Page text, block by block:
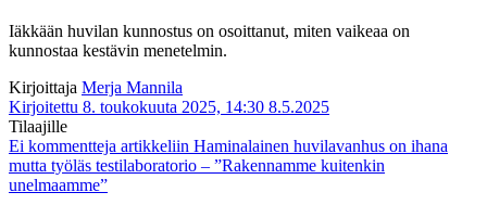
Iäkkään huvilan kunnostus on osoittanut, miten vaikeaa on
kunnostaa kestävin menetelmin.
Kirjoittaja Merja Mannila
Kirjoitettu 8. toukokuuta 2025, 14:30 8.5.2025
Tilaajille
Ei kommentteja artikkeliin Haminalainen huvilavanhus on ihana
mutta työläs testilaboratorio – ”Rakennamme kuitenkin
unelmaamme”